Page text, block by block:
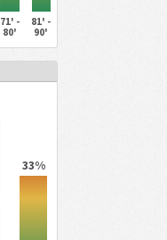
71' -
80'
81' -
90'
33%